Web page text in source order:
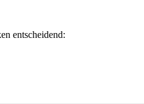
entscheidend: